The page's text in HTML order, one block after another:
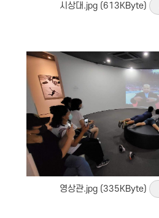
시상대.jpg (613KByte)
영상관.jpg (335KByte)